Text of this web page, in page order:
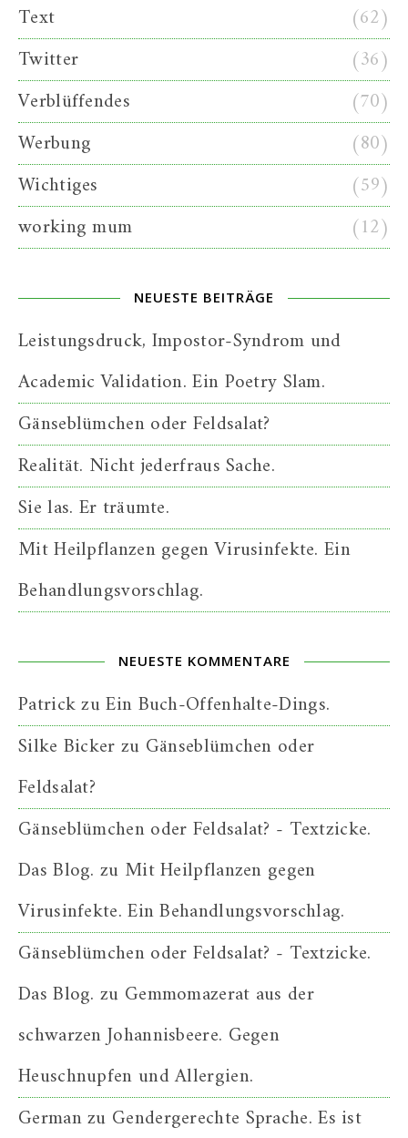
Text
(62)
Twitter
(36)
Verblüffendes
(70)
Werbung
(80)
Wichtiges
(59)
working mum
(12)
NEUESTE BEITRÄGE
Leistungsdruck, Impostor-Syndrom und
Academic Validation. Ein Poetry Slam.
Gänseblümchen oder Feldsalat?
Realität. Nicht jederfraus Sache.
Sie las. Er träumte.
Mit Heilpflanzen gegen Virusinfekte. Ein
Behandlungsvorschlag.
NEUESTE KOMMENTARE
PatrickzuEin Buch-Offenhalte-Dings.
Silke Bickerzu Gänseblümchen oder
Feldsalat?
Gänseblümchen oder Feldsalat? - Textzicke.
Das Blog. zu Mit Heilpflanzen gegen
Virusinfekte. Ein Behandlungsvorschlag.
Gänseblümchen oder Feldsalat? - Textzicke.
Das Blog. zu Gemmomazerat aus der
schwarzen Johannisbeere. Gegen
Heuschnupfen und Allergien.
Germanzu Gendergerechte Sprache. Es ist